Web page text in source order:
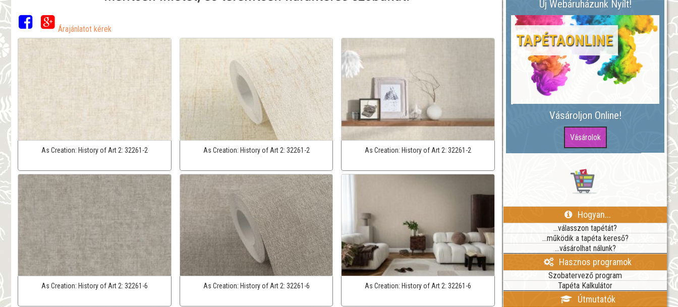
Árajánlatot kérek
As Creation: History of Art 2: 32261-2 As Creation: History of Art 2: 32261-2 As Creation:History of Art 2:32261-2
As Creation: History of Art 2: 32261-6 As Creation: History of Art 2: 32261-6 As Creation: History of Art 2:32261-6
Új Webáruházunk Nyílt!
TAPÉTAONLINE
Vásároljon Online!
Hogyan...
...válasszon tapétát?
...működik a tapéta kereső?
...vásárolhat nálunk?
Hasznos programok
Szobatervező program
Tapéta Kalkulátor
Útmutatók